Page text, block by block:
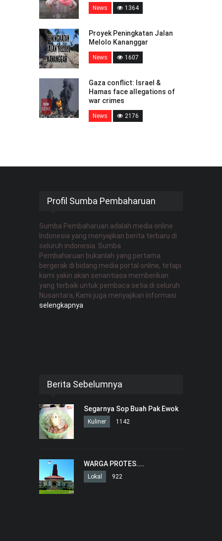
News 1364
Proyek Peningkatan Jalan
Melolo Kananggar
News 1607
Gaza conflict: Israel &
Hamas face allegations of
war crimes
News 2176
Profil Sumba Pembaharuan
Sumba Pembaharuan adalah media online
Indonesia yang menyajikan berita terbaru di
seluruh indonesia. Sumba
Pembaharuan bukanlah yang pertama
bergerak di bidang media portal online, tetapi
kami yakin akan senantiasa memberikan
yang terbaik untuk pembaca setia di seluruh
Nusantara, Kami juga menyajikan informasi
selengkapnya
Berita Sebelumnya
Segarnya Sop Buah Pak Ewok
Kuliner 1142
WARGA PROTES....
Lokal 922